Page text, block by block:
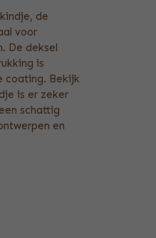
de
voor
De deksel
is
coating. Bekijk
is er zeker
schattig
en